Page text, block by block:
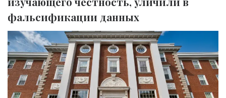
фальсификации данных